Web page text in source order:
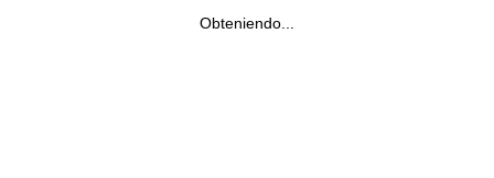
Obteniendo...